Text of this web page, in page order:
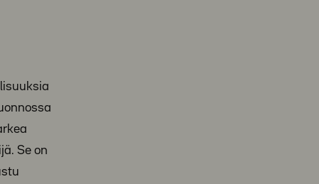
Se on